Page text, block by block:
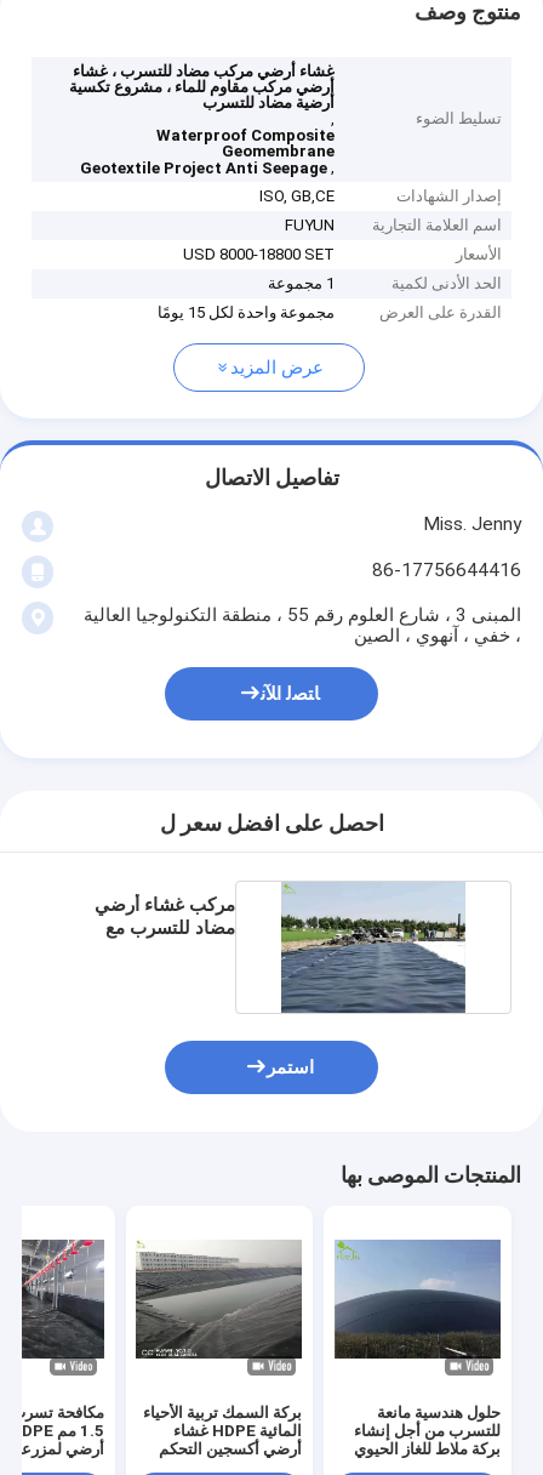
منتوج وصف
تسليط الضوء
غشاء أرضي مركب مضاد للتسرب ، غشاء
أرضي مركب مقاوم للماء ، مشروع تكسية
أرضية مضاد للتسرب
,
Waterproof Composite
Geomembrane
,
Geotextile Project Anti Seepage
إصدار الشهادات
ISO, GB,CE
اسم العلامة التجارية
FUYUN
الأسعار
USD 8000-18800 SET
الحد الأدنى لكمية
1 مجموعة
القدرة على العرض
مجموعة واحدة لكل 15 يومًا
عرض المزيد
تفاصيل الاتصال
Miss. Jenny
86-17756644416
المبنى 3 ، شارع العلوم رقم 55 ، منطقة التكنولوجيا العالية
، خفي ، آنهوي ، الصين
ﺎﺘﺼﻟ ﺍﻶﻧ
احصل على افضل سعر ل
مركب غشاء أرضي
مضاد للتسرب مع
استمر
المنتجات الموصى بها
حلول هندسية مانعة
للتسرب من أجل إنشاء
بركة ملاط ​​للغاز الحيوي
بركة السمك تربية الأحياء
المائية HDPE غشاء
أرضي أكسجين التحكم
مكافحة تسرب
أرضي لمزرعة